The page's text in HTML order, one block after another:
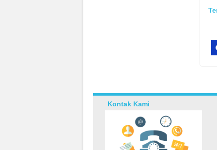
Kontak Kami